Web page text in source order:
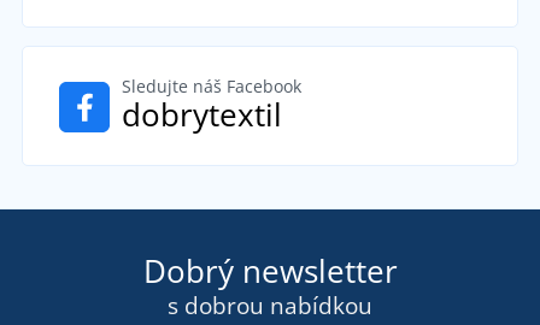
Sledujte náš Facebook
dobrytextil
Dobrý newsletter
s dobrou nabídkou